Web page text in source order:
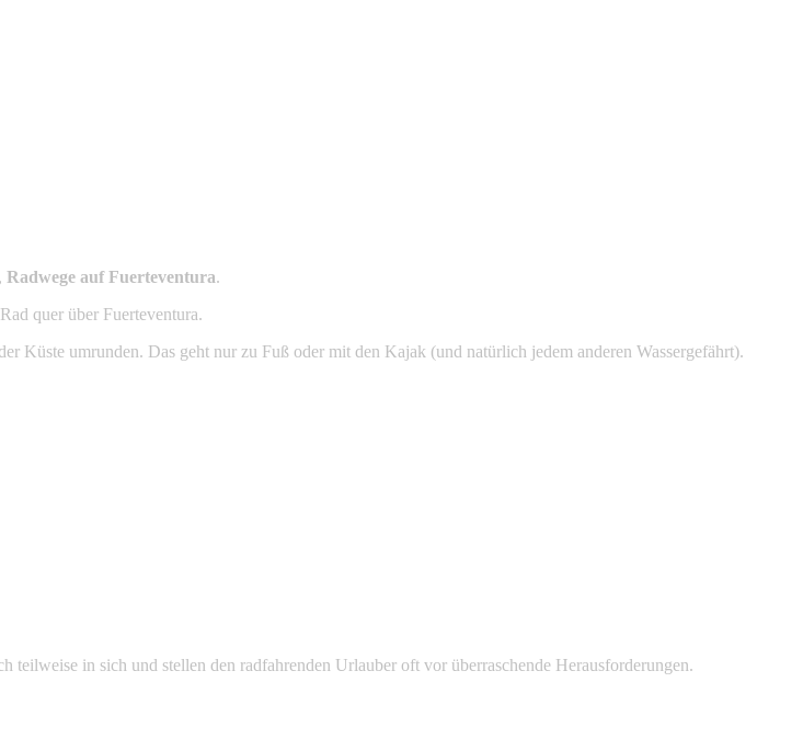
Radwege auf Fuerteventura.
quer über Fuerteventura.
Küste umrunden. Das geht nur zu Fuß oder mit den Kajak (und natürlich jedem anderen Wassergefährt).
in sich und stellen den radfahrenden Urlauber oft vor überraschende Herausforderungen.